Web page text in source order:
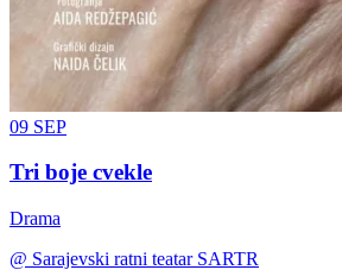
09 SEP
Tri boje cvekle
Drama
@ Sarajevski ratni teatar SARTR